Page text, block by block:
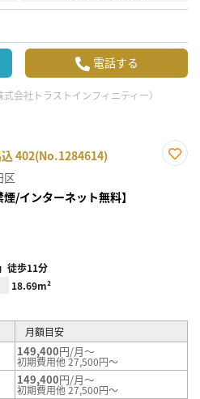
電話する
会社トラストインフィニティー）
402(No.1284614)
区
煙/インターネット無料】
徒歩11分
18.69m²
月額目安
149,400円/月～
初期費用他 27,500円～
149,400円/月～
初期費用他 27,500円～